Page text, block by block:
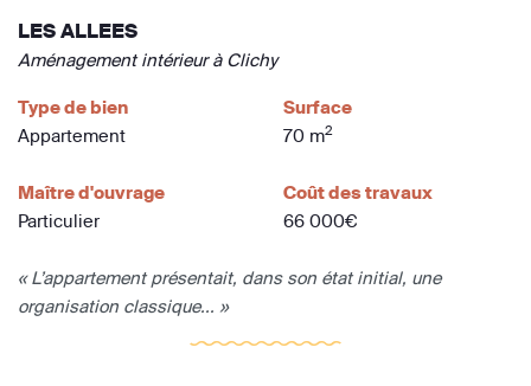
LES ALLEES
Aménagement intérieur à Clichy
Type de bien
Appartement
Surface
70 m2
Maître d'ouvrage
Particulier
Coût des travaux
66 000€
« L’appartement présentait, dans son état initial, une
organisation classique... »